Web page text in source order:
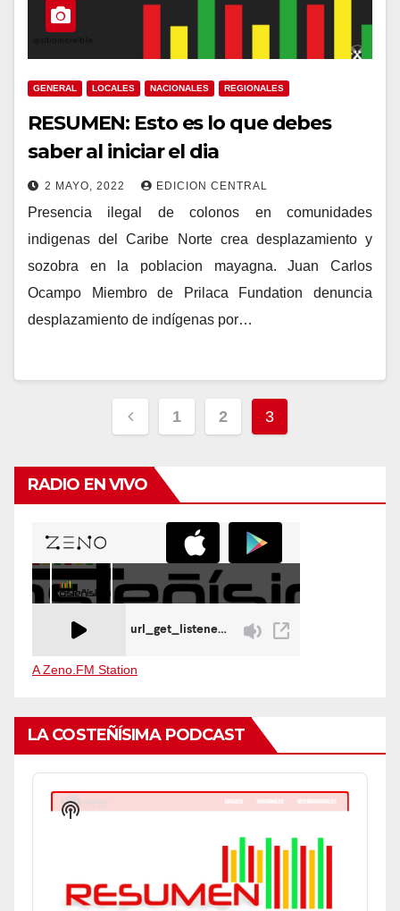
GENERAL LOCALES NACIONALES REGIONALES
RESUMEN: Esto es lo que debes
saber al iniciar el dia
2 MAYO, 2022 EDICION CENTRAL
Presencia ilegal de colonos en comunidades
indigenas del Caribe Norte crea desplazamiento y
sozobra en la poblacion mayagna. Juan Carlos
Ocampo Miembro de Prilaca Fundation denuncia
desplazamiento de indígenas por…
Navegación
entradas
1 2 3
RADIO EN VIVO
A Zeno.FM Station
LA COSTEÑÍSIMA PODCAST
Audio
Player
Show